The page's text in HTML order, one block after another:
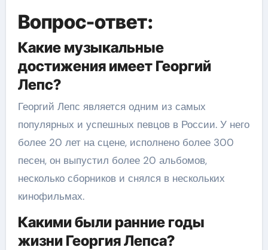
Вопрос-ответ:
Какие музыкальные
достижения имеет Георгий
Лепс?
Георгий Лепс является одним из самых
популярных и успешных певцов в России. У него
более 20 лет на сцене, исполнено более 300
песен, он выпустил более 20 альбомов,
несколько сборников и снялся в нескольких
кинофильмах.
Какими были ранние годы
жизни Георгия Лепса?